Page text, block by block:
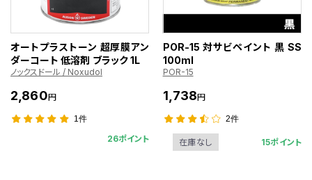
オートプラストーン 超厚膜アン
ダーコート 低溶剤 ブラック 1L
ノックスドール / Noxudol
2,860円
1件
26ポイント
POR-15 対サビペイント 黒 SS
100ml
POR-15
1,738円
2件
在庫なし 15ポイント